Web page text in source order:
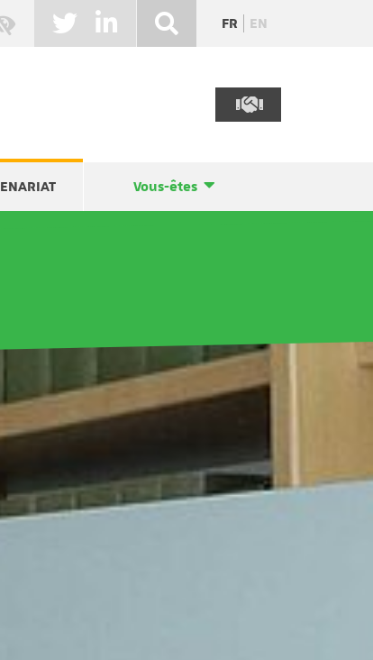
FR EN
Vous-êtes